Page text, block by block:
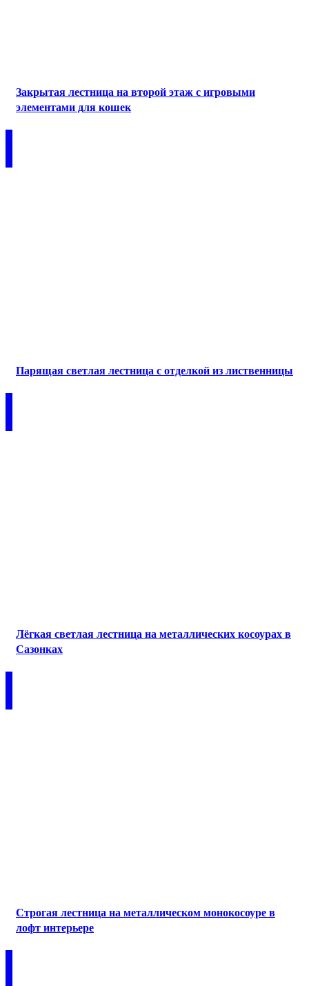
Закрытая лестница на второй этаж с игровыми
элементами для кошек
Парящая светлая лестница с отделкой из лиственницы
Лёгкая светлая лестница на металлических косоурах в
Сазонках
Строгая лестница на металлическом монокосоуре в
лофт интерьере